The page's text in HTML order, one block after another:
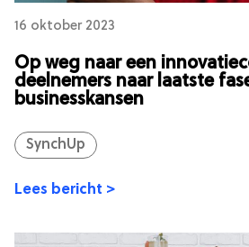
16 oktober 2023
Op weg naar een
deelnemers naar laatste
businesskansen
SynchUp
Lees bericht >